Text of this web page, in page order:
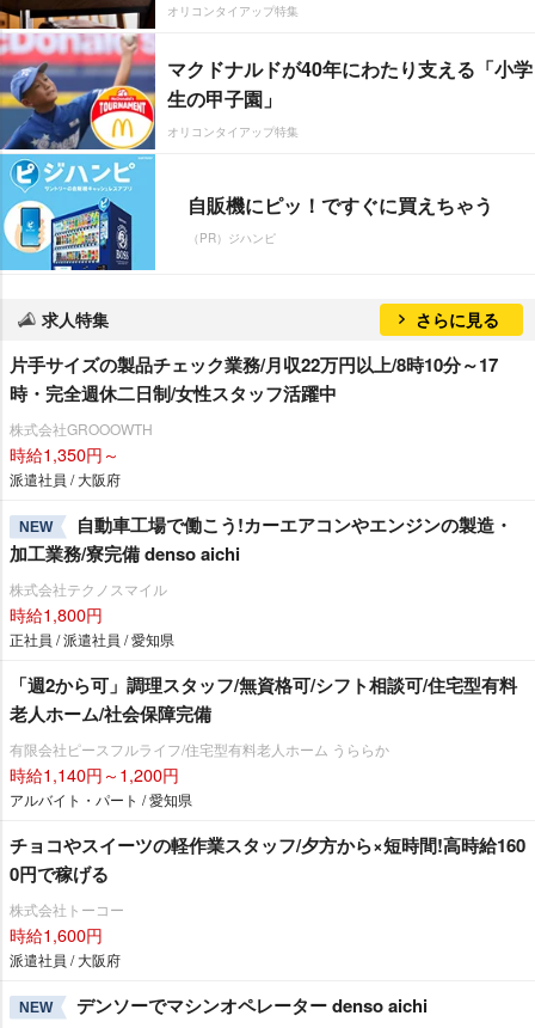
オリコンタイアップ特集
マクドナルドが40年にわたり支える「小学
生の甲子園」
オリコンタイアップ特集
自販機にピッ！ですぐに買えちゃう
（PR）ジハンピ
求人特集 さらに見る
片手サイズの製品チェック業務/月収22万円以上/8時10分～17
時・完全週休二日制/女性スタッフ活躍中
株式会社GROOOWTH
時給1,350円～
派遣社員 / 大阪府
NEW
自動車工場で働こう!カーエアコンやエンジンの製造・
加工業務/寮完備 denso aichi
株式会社テクノスマイル
時給1,800円
正社員 / 派遣社員 / 愛知県
「週2から可」調理スタッフ/無資格可/シフト相談可/住宅型有料
老人ホーム/社会保障完備
有限会社ピースフルライフ/住宅型有料老人ホーム うららか
時給1,140円～1,200円
アルバイト・パート / 愛知県
チョコやスイーツの軽作業スタッフ/夕方から×短時間!高時給160
0円で稼げる
株式会社トーコー
時給1,600円
派遣社員 / 大阪府
NEW デンソーでマシンオペレーター denso aichi